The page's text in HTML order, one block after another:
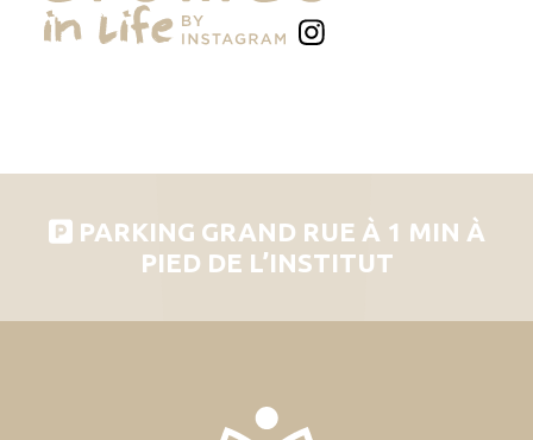
PARKING GRAND RUE À 1 MIN À
PIED DE L’INSTITUT